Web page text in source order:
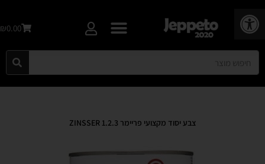
פתח סרגל נגישות
₪0.00
צבע יסוד מקצועי פריימר 1.2.3 ZINSSER